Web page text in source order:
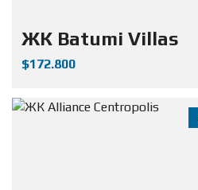
ЖК Batumi Villas
$172.800